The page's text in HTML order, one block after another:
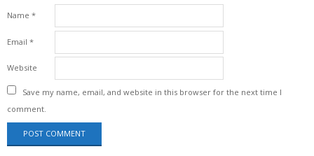
Name *
Email *
Website
Save my name, email, and website in this browser for the next time I
comment.